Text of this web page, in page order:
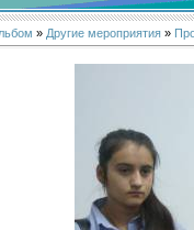
» Другие мероприятия »